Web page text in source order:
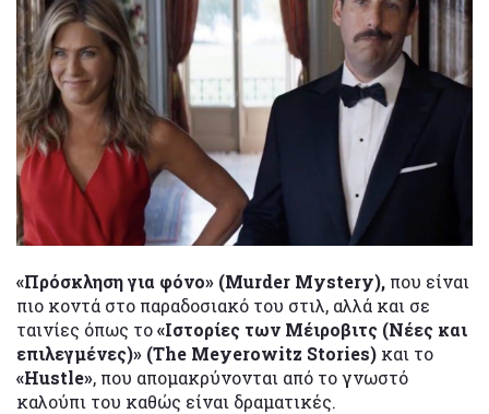
«Πρόσκληση για φόνο» (Murder Mystery), που είναι
πιο κοντά στο παραδοσιακό του στιλ, αλλά και σε
ταινίες όπως το«Ιστορίες των Μέιροβιτς (Νέες και
επιλεγμένες)» (The Meyerowitz Stories) και το
«Hustle», που απομακρύνονται από το γνωστό
καλούπι του καθώς είναι δραματικές.